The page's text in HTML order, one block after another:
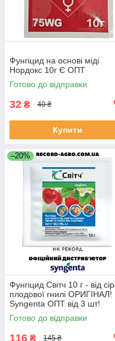
Фунгіцид на основі міді
Нордокс 10г Є ОПТ
Готово до відправки
32 ₴ 40 ₴
Купити
–20%
Фунгіцид Світч 10 г - від
плодової гнилі ОРИГІНАЛ!
Syngenta ОПТ від 3 шт!
Готово до відправки
116 ₴ 145 ₴